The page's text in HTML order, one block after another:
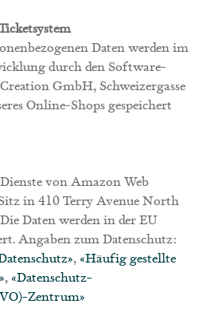
Daten werden im
durch den Software-
GmbH, Schweizergasse
Online-Shops gespeichert
von Amazon Web
in 410 Terry Avenue North
Daten werden in der EU
Angaben zum Datenschutz:
,«Häufig gestellte
,«Datenschutz-
Zentrum»